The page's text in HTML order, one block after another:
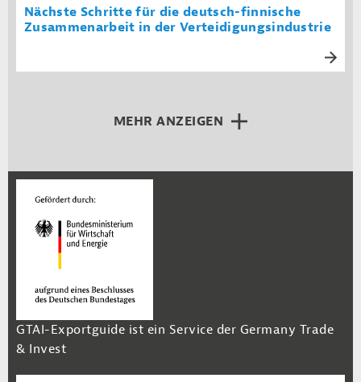
Nächste Schritte für die deutsch-finnische
Zusammenarbeit in der Verteidigungsindustrie
MEHR ANZEIGEN
GTAI-Exportguide ist ein Service der Germany Trade
& Invest